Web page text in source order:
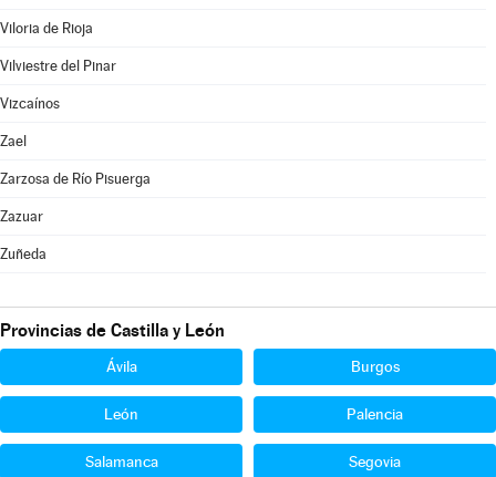
Viloria de Rioja
Vilviestre del Pinar
Vizcaínos
Zael
Zarzosa de Río Pisuerga
Zazuar
Zuñeda
Provincias de Castilla y León
Ávila Burgos
León Palencia
Salamanca Segovia